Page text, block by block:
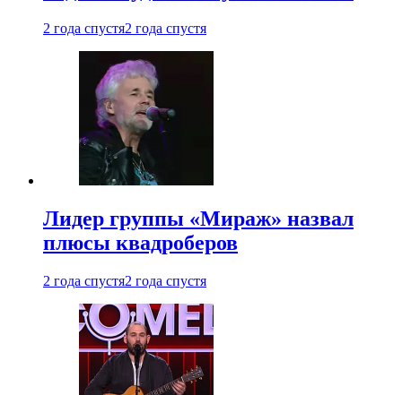
2 года спустя2 года спустя
Лидер группы «Мираж» назвал
плюсы квадроберов
2 года спустя2 года спустя